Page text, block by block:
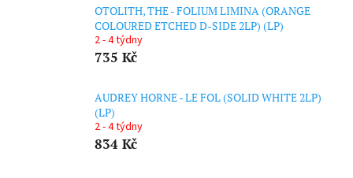
OTOLITH, THE - FOLIUM LIMINA (ORANGE
COLOURED ETCHED D-SIDE 2LP) (LP)
2 - 4 týdny
735 Kč
AUDREY HORNE - LE FOL (SOLID WHITE 2LP)
(LP)
2 - 4 týdny
834 Kč